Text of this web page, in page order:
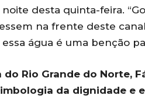
desta quinta-feira.
na frente deste
água é uma benção
Rio Grande do Norte,
da dignidade e